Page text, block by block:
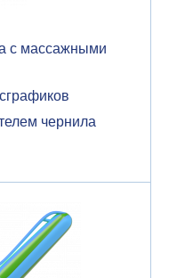
с массажными
чернила